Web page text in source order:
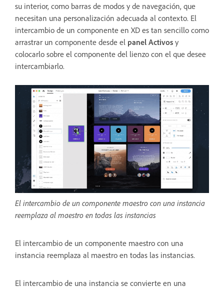
su interior, como barras de modos y de navegación, que
necesitan una personalización adecuada al contexto. El
intercambio de un componente en XD es tan sencillo como
arrastrar un componente desde el panel Activos y
colocarlo sobre el componente del lienzo con el que desee
intercambiarlo.
El intercambio de un componente maestro con una instancia
reemplaza al maestro en todas las instancias
El intercambio de un componente maestro con una
instancia reemplaza al maestro en todas las instancias.
El intercambio de una instancia se convierte en una